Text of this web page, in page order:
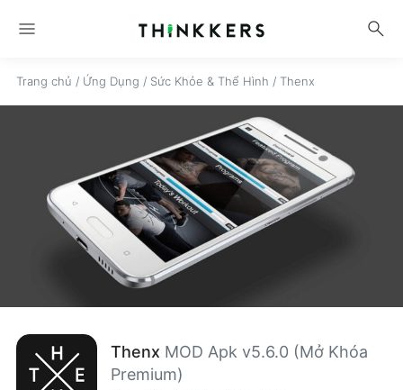
menu search
Trang chủ / Ứng Dụng / Sức Khỏe & Thể Hình / Thenx
Thenx MOD Apk v5.6.0 (Mở Khóa
Premium)